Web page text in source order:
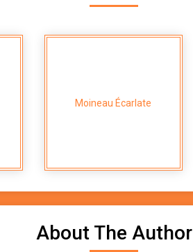
Moineau Écarlate
About The Author